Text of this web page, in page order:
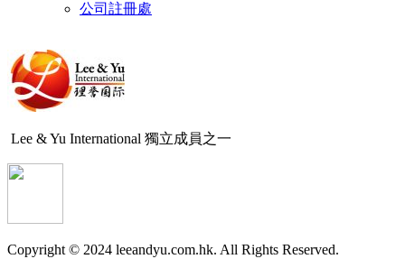
公司註冊處
Lee & Yu International 獨立成員之一
Copyright © 2024 leeandyu.com.hk. All Rights Reserved.